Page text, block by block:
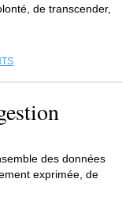
de transcender,
des données
exprimée, de